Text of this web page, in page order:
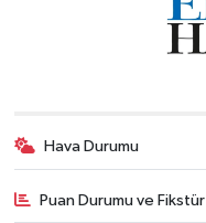
Hava Durumu
Puan Durumu ve Fikstür